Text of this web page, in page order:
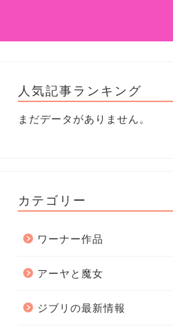
人気記事ランキング
まだデータがありません。
カテゴリー
ワーナー作品
アーヤと魔女
ジブリの最新情報